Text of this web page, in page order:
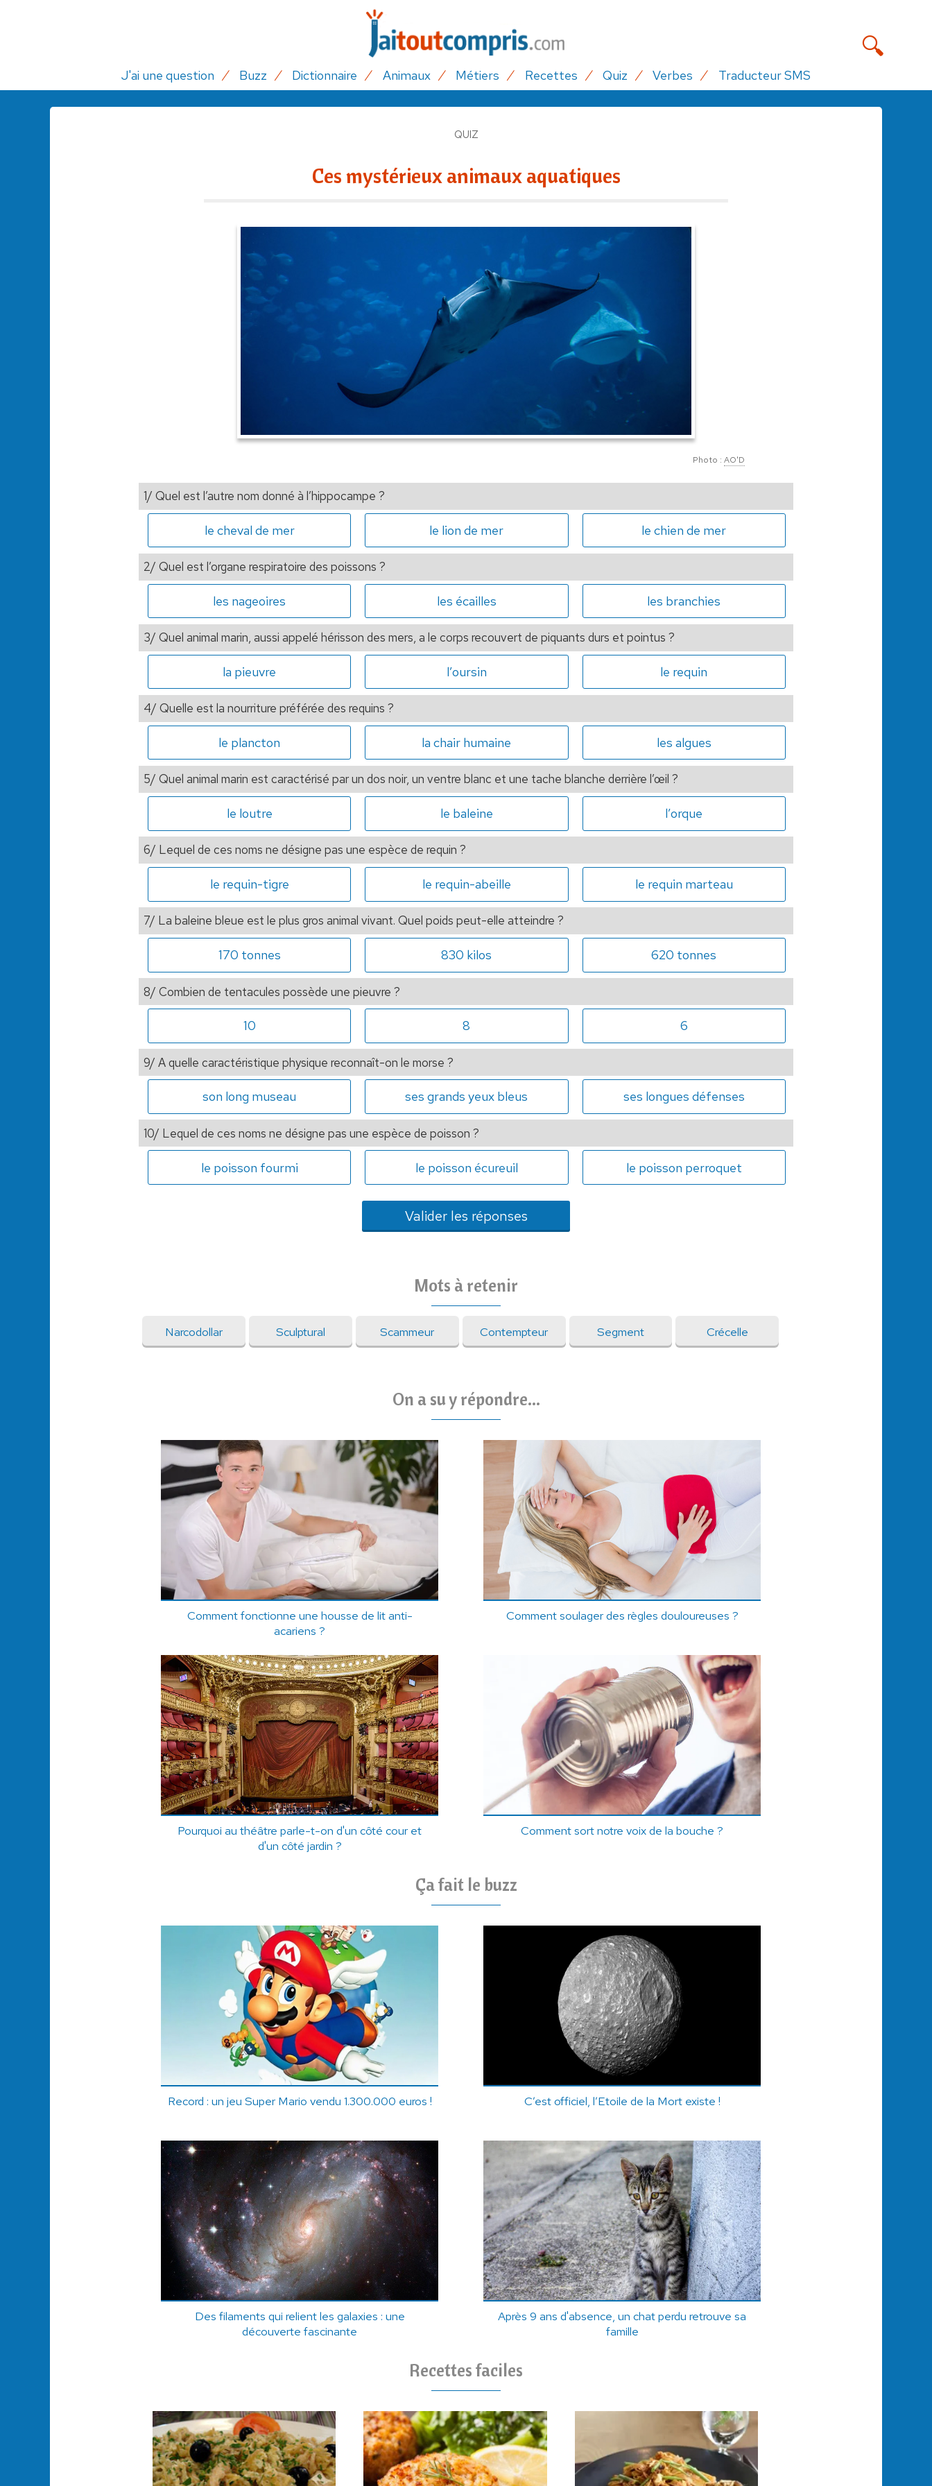
J'ai une question Buzz Dictionnaire Animaux Métiers Recettes Quiz Verbes Traducteur SMS
QUIZ
Ces mystérieux animaux aquatiques
Photo : AO'D
1/ Quel est l’autre nom donné à l’hippocampe ?
le cheval de mer le lion de mer le chien de mer
2/ Quel est l’organe respiratoire des poissons ?
les nageoires les écailles les branchies
3/ Quel animal marin, aussi appelé hérisson des mers, a le corps recouvert de piquants durs et pointus ?
la pieuvre l’oursin le requin
4/ Quelle est la nourriture préférée des requins ?
le plancton la chair humaine les algues
5/ Quel animal marin est caractérisé par un dos noir, un ventre blanc et une tache blanche derrière l’œil ?
le loutre le baleine l’orque
6/ Lequel de ces noms ne désigne pas une espèce de requin ?
le requin-tigre le requin-abeille le requin marteau
7/ La baleine bleue est le plus gros animal vivant. Quel poids peut-elle atteindre ?
170 tonnes 830 kilos 620 tonnes
8/ Combien de tentacules possède une pieuvre ?
10 8 6
9/ A quelle caractéristique physique reconnaît-on le morse ?
son long museau ses grands yeux bleus ses longues défenses
10/ Lequel de ces noms ne désigne pas une espèce de poisson ?
le poisson fourmi le poisson écureuil le poisson perroquet
Mots à retenir
Narcodollar Sculptural Scammeur Contempteur Segment Crécelle
On a su y répondre...
Comment fonctionne une housse de lit anti-
acariens ?
Comment soulager des règles douloureuses ?
Pourquoi au théâtre parle-t-on d'un côté cour et
d'un côté jardin ?
Comment sort notre voix de la bouche ?
Ça fait le buzz
Record : un jeu Super Mario vendu 1.300.000 euros ! C’est officiel, l’Etoile de la Mort existe !
Des filaments qui relient les galaxies : une
découverte fascinante
Après 9 ans d'absence, un chat perdu retrouve sa
famille
Recettes faciles